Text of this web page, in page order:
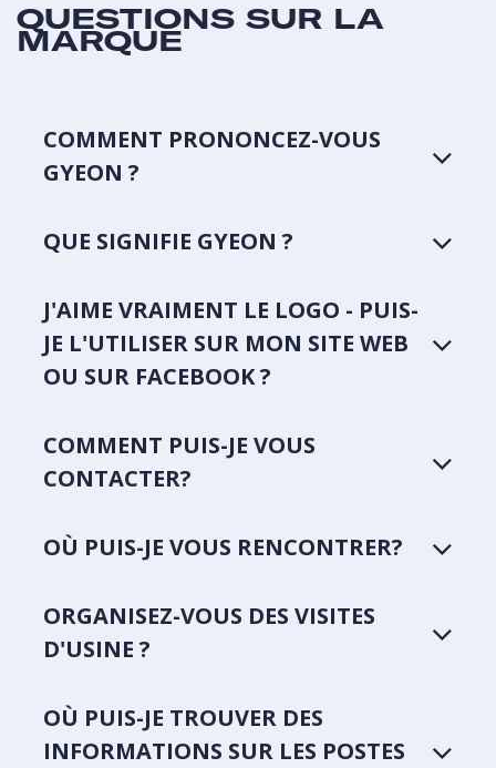
QUESTIONS SUR LA
MARQUE
COMMENT PRONONCEZ-VOUS
GYEON ?
QUE SIGNIFIE GYEON ?
J'AIME VRAIMENT LE LOGO - PUIS-
JE L'UTILISER SUR MON SITE WEB
OU SUR FACEBOOK ?
COMMENT PUIS-JE VOUS
CONTACTER?
OÙ PUIS-JE VOUS RENCONTRER?
ORGANISEZ-VOUS DES VISITES
D'USINE ?
OÙ PUIS-JE TROUVER DES
INFORMATIONS SUR LES POSTES